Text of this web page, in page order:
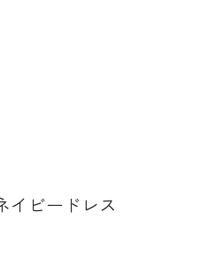
イビードレス